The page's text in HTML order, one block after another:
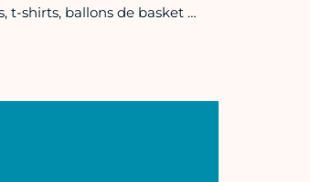
t-shirts, ballons de basket …